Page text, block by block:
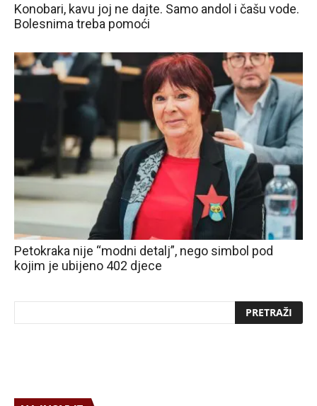
Konobari, kavu joj ne dajte. Samo andol i čašu vode.
Bolesnima treba pomoći
Petokraka nije “modni detalj”, nego simbol pod
kojim je ubijeno 402 djece